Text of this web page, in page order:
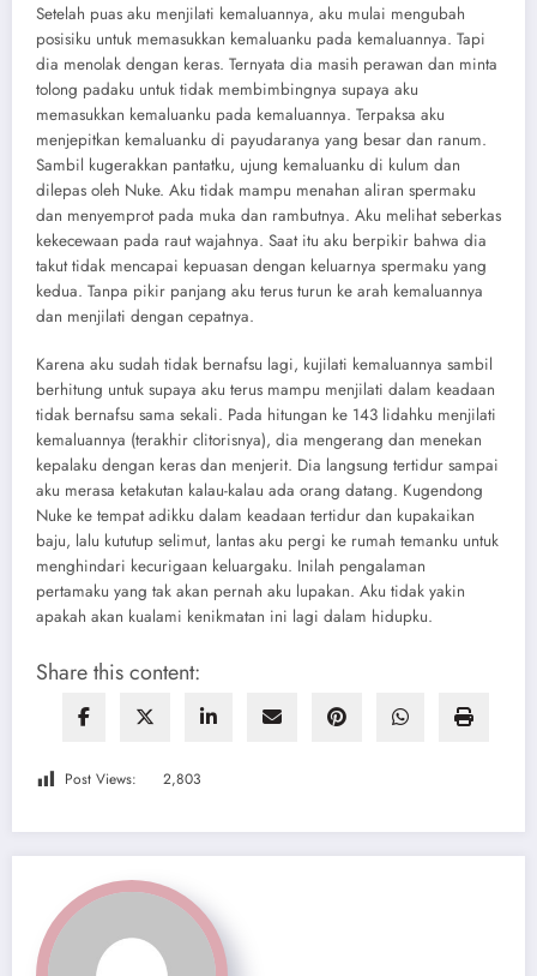
Setelah puas aku menjilati kemaluannya, aku mulai mengubah
posisiku untuk memasukkan kemaluanku pada kemaluannya. Tapi
dia menolak dengan keras. Ternyata dia masih perawan dan minta
tolong padaku untuk tidak membimbingnya supaya aku
memasukkan kemaluanku pada kemaluannya. Terpaksa aku
menjepitkan kemaluanku di payudaranya yang besar dan ranum.
Sambil kugerakkan pantatku, ujung kemaluanku di kulum dan
dilepas oleh Nuke. Aku tidak mampu menahan aliran spermaku
dan menyemprot pada muka dan rambutnya. Aku melihat seberkas
kekecewaan pada raut wajahnya. Saat itu aku berpikir bahwa dia
takut tidak mencapai kepuasan dengan keluarnya spermaku yang
kedua. Tanpa pikir panjang aku terus turun ke arah kemaluannya
dan menjilati dengan cepatnya.
Karena aku sudah tidak bernafsu lagi, kujilati kemaluannya sambil
berhitung untuk supaya aku terus mampu menjilati dalam keadaan
tidak bernafsu sama sekali. Pada hitungan ke 143 lidahku menjilati
kemaluannya (terakhir clitorisnya), dia mengerang dan menekan
kepalaku dengan keras dan menjerit. Dia langsung tertidur sampai
aku merasa ketakutan kalau-kalau ada orang datang. Kugendong
Nuke ke tempat adikku dalam keadaan tertidur dan kupakaikan
baju, lalu kututup selimut, lantas aku pergi ke rumah temanku untuk
menghindari kecurigaan keluargaku. Inilah pengalaman
pertamaku yang tak akan pernah aku lupakan. Aku tidak yakin
apakah akan kualami kenikmatan ini lagi dalam hidupku.
Share this content:
Post Views: 2,803